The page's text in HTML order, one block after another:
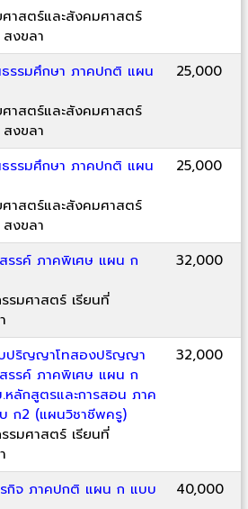
าสตร์และสังคมศาสตร์
สงขลา
รรมศึกษา ภาคปกติ แผน
าสตร์และสังคมศาสตร์
สงขลา
25,000
รรมศึกษา ภาคปกติ แผน
าสตร์และสังคมศาสตร์
สงขลา
25,000
รรค์ ภาคพิเศษ แผน ก
มศาสตร์ เรียนที่
32,000
ปริญญาโทสองปริญญา
รรค์ ภาคพิเศษ แผน ก
ลักสูตรและการสอน ภาค
ก2 (แผนวิชาชีพครู)
มศาสตร์ เรียนที่
32,000
รกิจ ภาคปกติ แผน ก แบบ
40,000